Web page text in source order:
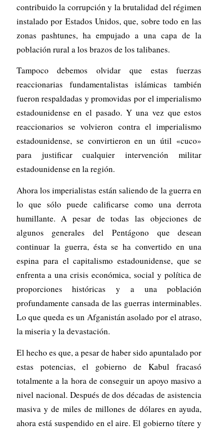
contribuido la corrupción y la brutalidad del régimen
instalado por Estados Unidos, que, sobre todo en las
zonas pashtunes, ha empujado a una capa de la
población rural a los brazos de los talibanes.
Tampoco debemos olvidar que estas fuerzas
reaccionarias fundamentalistas islámicas también
fueron respaldadas y promovidas por el imperialismo
estadounidense en el pasado. Y una vez que estos
reaccionarios se volvieron contra el imperialismo
estadounidense, se convirtieron en un útil «cuco»
para justificar cualquier intervención militar
estadounidense en la región.
Ahora los imperialistas están saliendo de la guerra en
lo que sólo puede calificarse como una derrota
humillante. A pesar de todas las objeciones de
algunos generales del Pentágono que desean
continuar la guerra, ésta se ha convertido en una
espina para el capitalismo estadounidense, que se
enfrenta a una crisis económica, social y política de
proporciones históricas y a una población
profundamente cansada de las guerras interminables.
Lo que queda es un Afganistán asolado por el atraso,
la miseria y la devastación.
El hecho es que, a pesar de haber sido apuntalado por
estas potencias, el gobierno de Kabul fracasó
totalmente a la hora de conseguir un apoyo masivo a
nivel nacional. Después de dos décadas de asistencia
masiva y de miles de millones de dólares en ayuda,
ahora está suspendido en el aire. El gobierno títere y